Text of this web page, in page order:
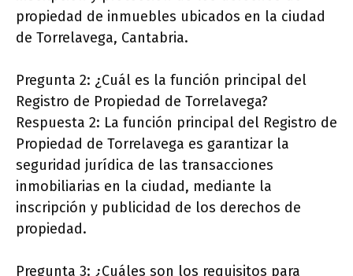
propiedad de inmuebles ubicados en la ciudad
de Torrelavega, Cantabria.
Pregunta 2: ¿Cuál es la función principal del
Registro de Propiedad de Torrelavega?
Respuesta 2: La función principal del Registro de
Propiedad de Torrelavega es garantizar la
seguridad jurídica de las transacciones
inmobiliarias en la ciudad, mediante la
inscripción y publicidad de los derechos de
propiedad.
Pregunta 3: ¿Cuáles son los requisitos para